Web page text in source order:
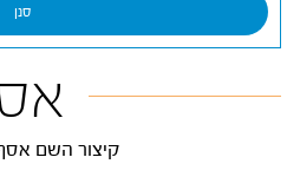
קיצור השם